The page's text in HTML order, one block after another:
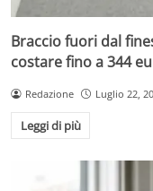
Braccio fuori dal
costare fino a 344
Redazione Luglio 22,
Leggi di più